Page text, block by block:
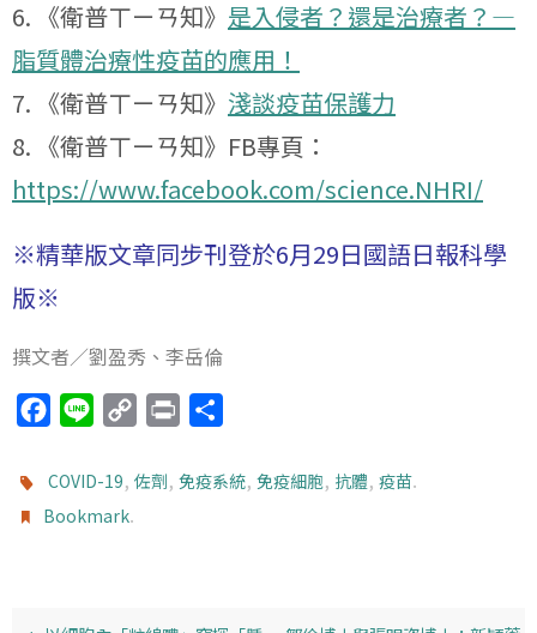
6. 《衛普ㄒㄧㄢ知》 是入侵者？還是治療者？—
脂質體治療性疫苗的應用！
7. 《衛普ㄒㄧㄢ知》 淺談疫苗保護力
8. 《衛普ㄒㄧㄢ知》FB專頁：
https://www.facebook.com/science.NHRI/
※精華版文章同步刊登於6月29日國語日報科學
版※
撰文者／劉盈秀、李岳倫
c
e
n
e
p
i
COVID-19,佐劑,免疫系統,免疫細胞, 抗體,疫苗.
Bookmark.